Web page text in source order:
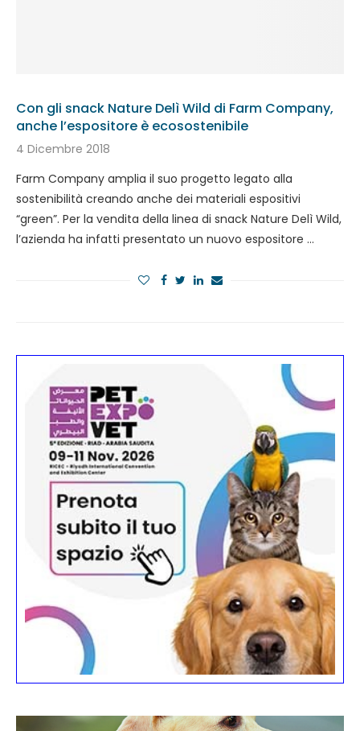
Con gli snack Nature Delì Wild di Farm Company,
anche l’espositore è ecosostenibile
4 Dicembre 2018
Farm Company amplia il suo progetto legato alla
sostenibilità creando anche dei materiali espositivi
“green”. Per la vendita della linea di snack Nature Delì Wild,
l’azienda ha infatti presentato un nuovo espositore …